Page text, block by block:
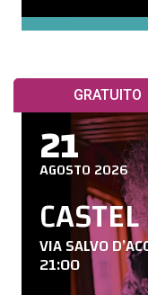
GRATUITO
21
AGOSTO 2026
VIA SALVO
21:00